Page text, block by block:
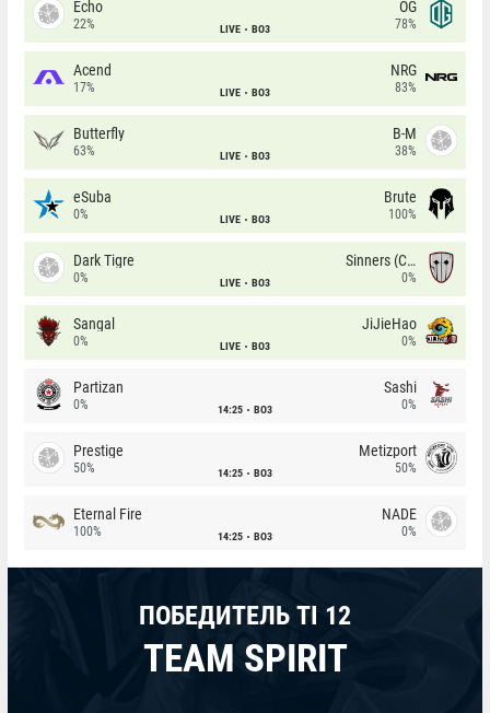
Echo
22% LIVE BO3
OG
78%
Acend
17% LIVE BO3
NRG
83%
Butterfly
63% LIVE BO3
B-M
38%
eSuba
0% LIVE BO3
Brute
100%
Dark Tigre
0% LIVE BO3
Sinners (CZ)
0%
Sangal
0% LIVE BO3
JiJieHao
0%
Partizan
0% 14:25 BO3
Sashi
0%
Prestige
50% 14:25 BO3
Metizport
50%
Eternal Fire
100% 14:25 BO3
NADE
0%
ПОБЕДИТЕЛЬ TI 12
TEAM SPIRIT